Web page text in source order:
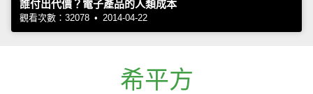
誰付出代價？電子產品的人類成本
觀看次數：32078 • 2014-04-22
希平方